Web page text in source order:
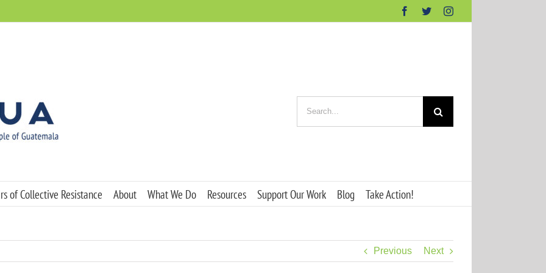
Facebook
TwitterInstagram
for:
of Collective Resistance About What We Do Resources Support Our Work Blog Take Action!
Previous Next